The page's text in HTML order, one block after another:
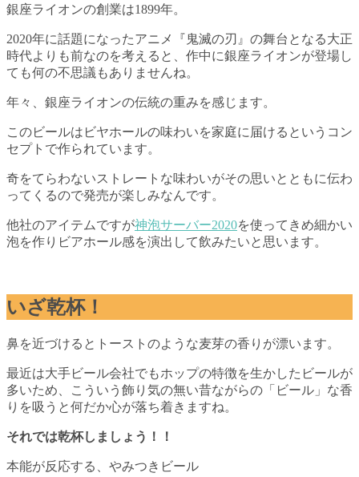
銀座ライオンの創業は1899年。
2020年に話題になったアニメ『鬼滅の刃』の舞台となる大正
時代よりも前なのを考えると、作中に銀座ライオンが登場し
ても何の不思議もありませんね。
年々、銀座ライオンの伝統の重みを感じます。
このビールはビヤホールの味わいを家庭に届けるというコン
セプトで作られています。
奇をてらわないストレートな味わいがその思いとともに伝わ
ってくるので発売が楽しみなんです。
他社のアイテムですが神泡サーバー2020を使ってきめ細かい
泡を作りビアホール感を演出して飲みたいと思います。
いざ乾杯！
鼻を近づけるとトーストのような麦芽の香りが漂います。
最近は大手ビール会社でもホップの特徴を生かしたビールが
多いため、こういう飾り気の無い昔ながらの「ビール」な香
りを吸うと何だか心が落ち着きますね。
それでは乾杯しましょう！！
本能が反応する、やみつきビール